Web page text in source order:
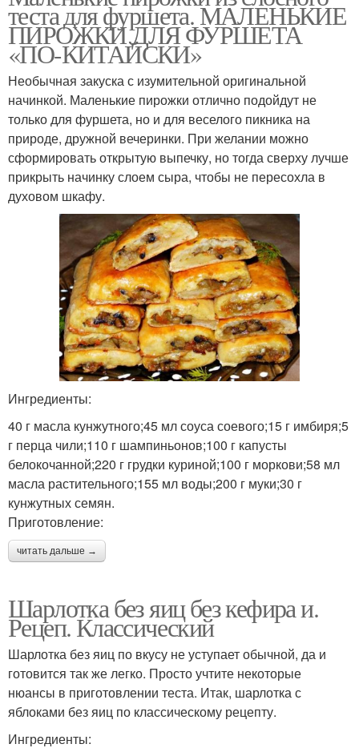
теста для фуршета. МАЛЕНЬКИЕ
ПИРОЖКИ ДЛЯ ФУРШЕТА
«ПО-КИТАЙСКИ»
Необычная закуска с изумительной оригинальной
начинкой. Маленькие пирожки отлично подойдут не
только для фуршета, но и для веселого пикника на
природе, дружной вечеринки. При желании можно
сформировать открытую выпечку, но тогда сверху лучше
прикрыть начинку слоем сыра, чтобы не пересохла в
духовом шкафу.
Ингредиенты:
40 г масла кунжутного;45 мл соуса соевого;15 г имбиря;5
г перца чили;110 г шампиньонов;100 г капусты
белокочанной;220 г грудки куриной;100 г моркови;58 мл
масла растительного;155 мл воды;200 г муки;30 г
кунжутных семян.
Приготовление:
читать дальше →
Шарлотка без яиц без кефира и.
Рецеп. Классический
Шарлотка без яиц по вкусу не уступает обычной, да и
готовится так же легко. Просто учтите некоторые
нюансы в приготовлении теста. Итак, шарлотка с
яблоками без яиц по классическому рецепту.
Ингредиенты: